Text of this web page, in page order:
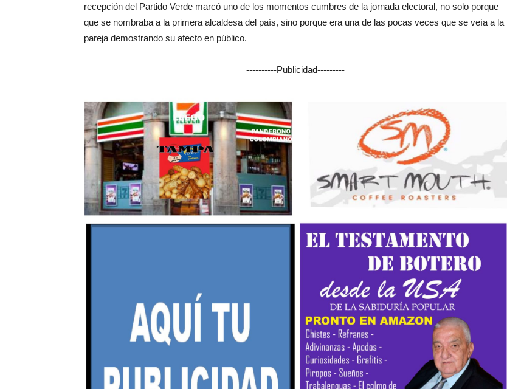
recepción del Partido Verde marcó uno de los momentos cumbres de la jornada electoral, no solo porque
que se nombraba a la primera alcaldesa del país, sino porque era una de las pocas veces que se veía a la
pareja demostrando su afecto en público.
----------Publicidad---------